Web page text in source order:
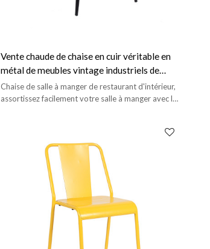
Vente chaude de chaise en cuir véritable en
métal de meubles vintage industriels de
café-restaurant
Chaise de salle à manger de restaurant d'intérieur,
assortissez facilement votre salle à manger avec le